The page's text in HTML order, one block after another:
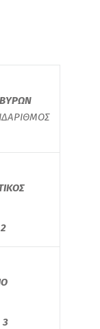
ΒΥΡΩΝ